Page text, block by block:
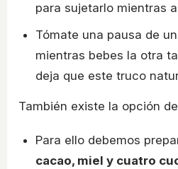
para sujetarlo mientras
Tómate una pausa de
mientras bebes la otra
deja que este truco
También existe la opción
Para ello debemos
cacao, miel y cuatro